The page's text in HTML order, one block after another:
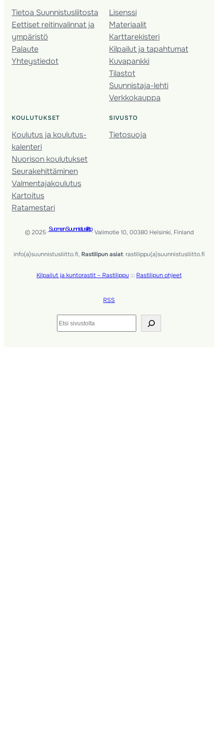
Tietoa Suunnistusliitosta
Eettiset reitinvalinnat ja
ympäristö
Palaute
Yhteystiedot
Lisenssi
Materiaalit
Karttarekisteri
Kilpailut ja tapahtumat
Kuvapankki
Tilastot
Suunnistaja-lehti
Verkkokauppa
KOULUTUKSET
Koulutus ja koulutus­
kalenteri
Nuorison koulutukset
Seura­kehittäminen
Valmentaja­koulutus
Kartoitus
Ratamestari
SIVUSTO
Tietosuoja
© 2025 ·Suomen Suunnistusliitto· Valimotie 10, 00380 Helsinki, Finland
info(a)suunnistusliitto.fi, Rastilipun asiat: rastilippu(a)suunnistusliitto.fi
Kilpailut ja kuntorastit – Rastilippu ::: Rastilipun ohjeet
RSS
Etsi